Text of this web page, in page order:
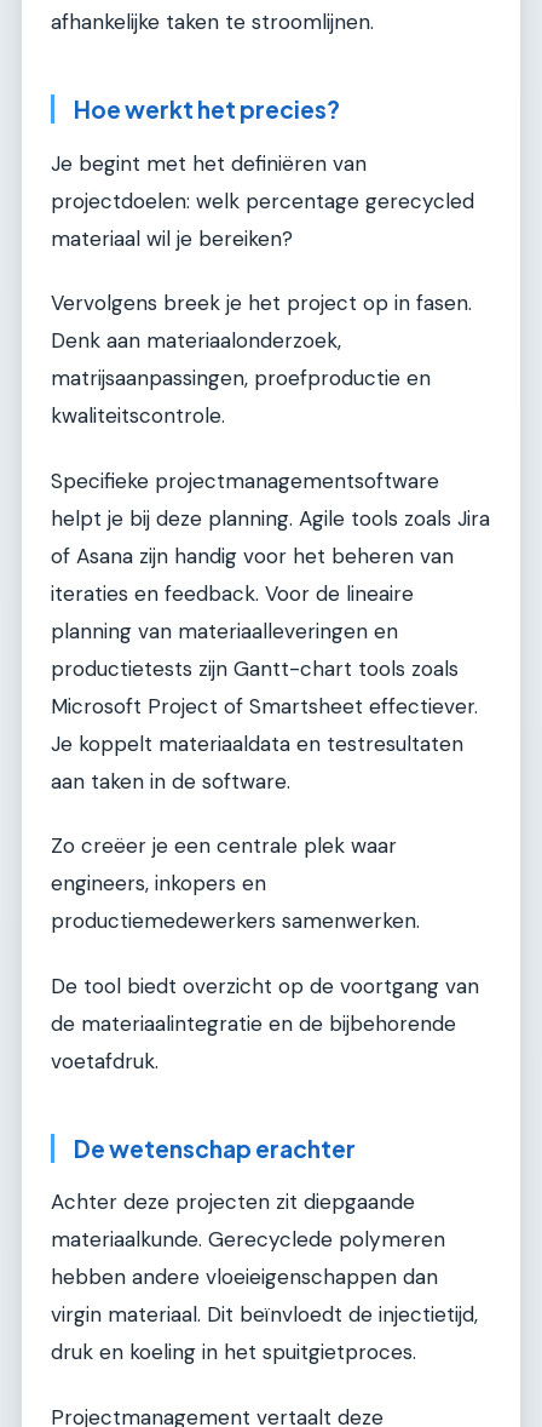
afhankelijke taken te stroomlijnen.
Hoe werkt het precies?
Je begint met het definiëren van
projectdoelen: welk percentage gerecycled
materiaal wil je bereiken?
Vervolgens breek je het project op in fasen.
Denk aan materiaalonderzoek,
matrijsaanpassingen, proefproductie en
kwaliteitscontrole.
Specifieke projectmanagementsoftware
helpt je bij deze planning. Agile tools zoals Jira
of Asana zijn handig voor het beheren van
iteraties en feedback. Voor de lineaire
planning van materiaalleveringen en
productietests zijn Gantt-chart tools zoals
Microsoft Project of Smartsheet effectiever.
Je koppelt materiaaldata en testresultaten
aan taken in de software.
Zo creëer je een centrale plek waar
engineers, inkopers en
productiemedewerkers samenwerken.
De tool biedt overzicht op de voortgang van
de materiaalintegratie en de bijbehorende
voetafdruk.
De wetenschap erachter
Achter deze projecten zit diepgaande
materiaalkunde. Gerecyclede polymeren
hebben andere vloeieigenschappen dan
virgin materiaal. Dit beïnvloedt de injectietijd,
druk en koeling in het spuitgietproces.
Projectmanagement vertaalt deze